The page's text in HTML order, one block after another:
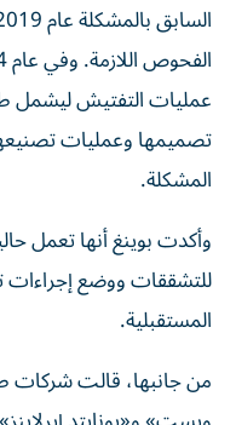
تصميمها وعمليات
المشكلة.
وأكدت بوينغ أنها تعمل
للتشققات ووضع إجراءات
المستقبلية.
من جانبها، قالت شركات